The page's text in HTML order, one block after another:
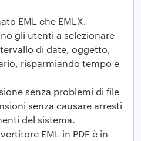
EML che EMLX.
gli utenti a selezionare
di date, oggetto,
risparmiando tempo e
senza problemi di file
senza causare arresti
del sistema.
EML in PDF è in